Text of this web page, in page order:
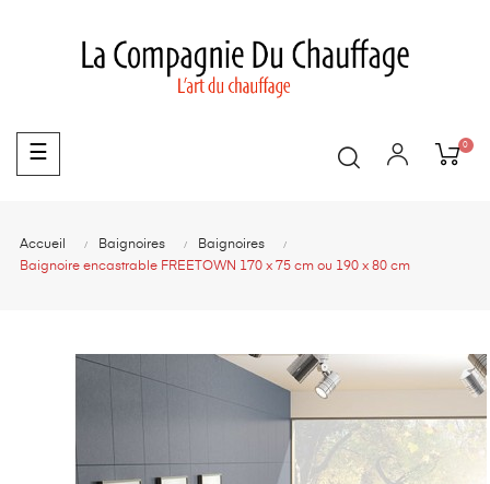
Basculer
la
☰ 0
Accueil Baignoires
Baignoires
Baignoire encastrable FREETOWN 170 x 75 cm ou 190 x 80 cm